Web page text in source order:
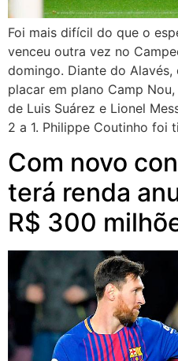
Foi mais difícil do que o
venceu outra vez no
domingo. Diante do
placar em plano Camp
de Luis Suárez e Lionel
2 a 1. Philippe Coutinho foi
Com novo
terá renda
R$ 300